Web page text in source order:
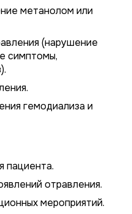
метанолом или
(нарушение
симптомы,
гемодиализа и
пациента.
отравления.
мероприятий.